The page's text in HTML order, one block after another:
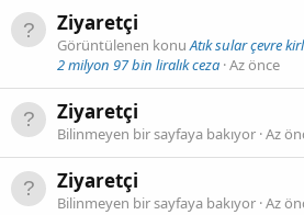
Ziyaretçi
Görüntülenen konu Atık sular çevre
2 milyon 97 bin liralık ceza Az önce
Ziyaretçi
Bilinmeyen bir sayfaya bakıyor Az
Ziyaretçi
Bilinmeyen bir sayfaya bakıyor Az